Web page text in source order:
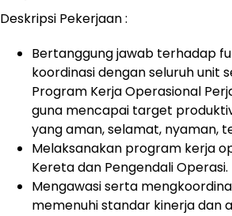
Deskripsi Pekerjaan :
Bertanggung jawab terhadap
koordinasi dengan seluruh unit
Program Kerja Operasional
guna mencapai target
yang aman, selamat, nyaman,
Melaksanakan program kerja
Kereta dan Pengendali Operasi.
Mengawasi serta
memenuhi standar kinerja dan